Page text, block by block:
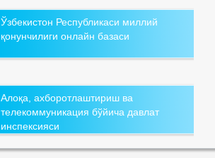
Ўзбекистон Республикаси миллий
қонунчилиги онлайн базаси
Алоқа, ахборотлаштириш ва
телекоммуникация бўйича давлат
инспексияси